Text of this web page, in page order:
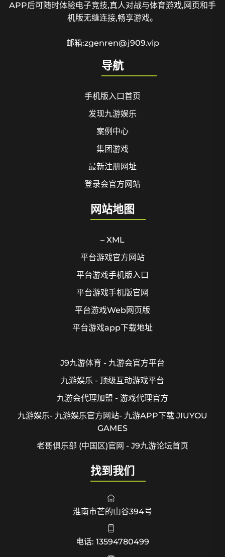
APP后可随时体验电子竞技,真人对战与体育游戏,网页和手
机版无缝连接,畅享游戏。
邮箱:zgenren@j909.vip
导航
手机版入口首页
发现九游娱乐
案例中心
集团游戏
最新注册网址
登录会官方网站
网站地图
– XML
平台游戏官方网站
平台游戏手机版入口
平台游戏手机版官网
平台游戏Web网页版
平台游戏app下载地址
J9九游体育 - 九游会官方平台
九游娱乐 - 顶级互动游戏平台
九游会代理加盟 - 游戏代理官方
九游娱乐- 九游娱乐官方网站- 九游APP下载 JIUYOU
GAMES
老哥俱乐部 (中国区)官网 - J9九游论坛首页
找到我们
淮南市芒的山谷394号
电话: 13594780499